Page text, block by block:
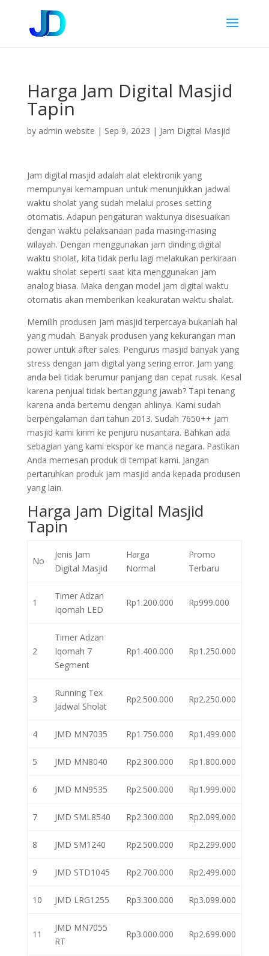
Harga Jam Digital Masjid
Tapin
by admin website | Sep 9, 2023 | Jam Digital Masjid
Jam digital masjid adalah alat elektronik yang
mempunyai kemampuan untuk menunjukkan jadwal
waktu sholat yang sudah melalui proses setting
otomatis. Adapun pengaturan waktunya disesuaikan
dengan waktu pelaksanaan pada masing-masing
wilayah. Dengan menggunakan jam dinding digital
waktu sholat, kita tidak perlu lagi melakukan perkiraan
waktu sholat seperti saat kita menggunakan jam
analog biasa. Maka dengan model jam digital waktu
otomatis akan memberikan keakuratan waktu shalat.
Memilih produsen jam masjid terpercaya bukanlah hal
yang mudah. Banyak produsen yang kekurangan man
power untuk after sales. Pengurus masjid banyak yang
stress dengan jam digital yang sering error. Jam yang
anda beli tidak berumur panjang dan cepat rusak. Kesal
karena penjual tidak bertanggung jawab? Tapi tenang
karena anda bertemu dengan ahlinya. Kami sudah
berpengalaman dari tahun 2013. Sudah 7650++ jam
masjid kami kirim ke penjuru nusantara. Bahkan ada
sebagian yang kami ekspor ke manca negara. Pastikan
Anda memesan produk di tempat kami. Jangan
pertaruhkan produk jam masjid anda kepada produsen
yang lain.
Harga Jam Digital Masjid
Tapin
No
Jenis Jam
Digital Masjid
Harga
Normal
Promo
Terbaru
1
Timer Adzan
Iqomah LED
Rp1.200.000 Rp999.000
2
Timer Adzan
Iqomah 7
Segment
Rp1.400.000 Rp1.250.000
3
Running Tex
Jadwal Sholat
Rp2.500.000 Rp2.250.000
4 JMD MN7035 Rp1.750.000 Rp1.499.000
5 JMD MN8040 Rp2.300.000 Rp1.800.000
6 JMD MN9535 Rp2.500.000 Rp1.999.000
7 JMD SML8540 Rp2.300.000 Rp2.099.000
8 JMD SM1240 Rp2.500.000 Rp2.299.000
9 JMD STD1045 Rp2.700.000 Rp2.499.000
10 JMD LRG1255 Rp3.300.000 Rp3.099.000
11
JMD MN7055
RT
Rp3.000.000 Rp2.699.000